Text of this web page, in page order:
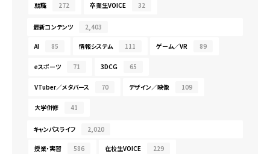
就職 272 卒業生VOICE 32
最新コンテンツ 2,403
AI 85 情報システム 111 ゲーム／VR 89
eスポーツ 71 3DCG 65
VTuber／メタバース 70 デザイン／映像 109
大学併修 41
キャンパスライフ 2,020
授業・実習 586 在校生VOICE 229